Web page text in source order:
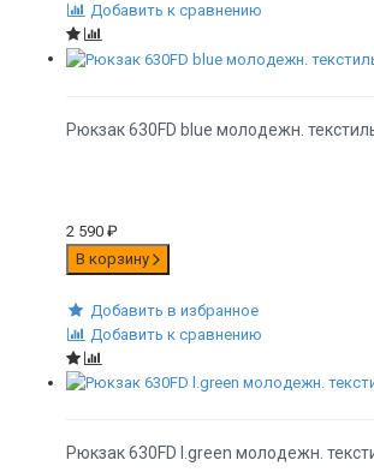
Добавить к сравнению
Рюкзак 630FD blue молодежн.
2 590 ₽
В корзину
Добавить в избранное
Добавить к сравнению
Рюкзак 630FD l.green молодежн.